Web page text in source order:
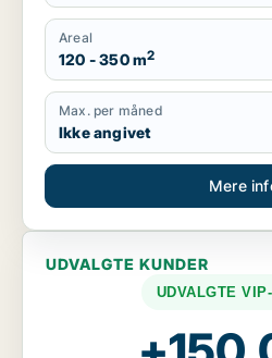
Areal
120 - 350 m2
Max. per måned
Ikke angivet
Mere
UDVALGTE KUNDER
UDVALGTE